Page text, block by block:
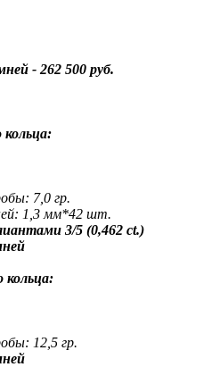
- 262 500 руб.
7,0 гр.
1,3 мм*42 шт.
3/5 (0,462 ct.)
кольца:
12,5 гр.